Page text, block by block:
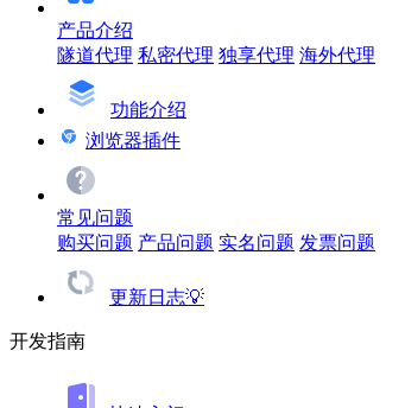
产品介绍
隧道代理 私密代理 独享代理 海外代理
功能介绍
浏览器插件
常见问题
购买问题 产品问题 实名问题 发票问题
更新日志💡
开发指南